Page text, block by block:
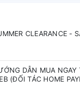
60 phút
gian bắt đầu đếm
lại, báo hết thời gian
hàng ngày (với 1
CLEARANCE -
DẪN MUA NGAY
(ĐỐI TÁC HOME